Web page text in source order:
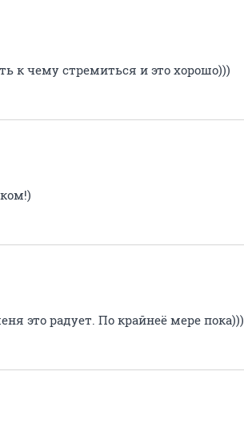
к чему стремиться и это хорошо)))
это радует. По крайнеё мере пока)))